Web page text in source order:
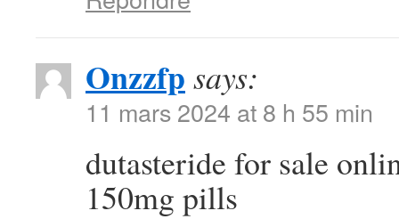
Onzzfp says:
11 mars 2024 at 8 h 55 min
dutasteride for sale
150mg pills